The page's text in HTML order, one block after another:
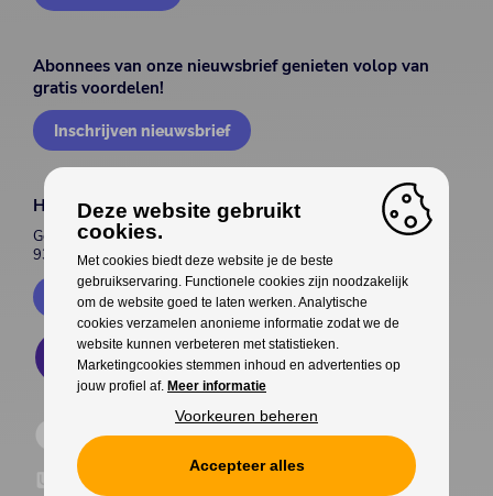
Abonnees van onze nieuwsbrief genieten volop van
gratis voordelen!
Inschrijven nieuwsbrief
House of Entertainment
Gentsesteenweg 514
9300 Aalst
Contacteer ons
Deze website gebruikt
cookies.
Met cookies biedt deze website je de beste
gebruikservaring. Functionele cookies zijn noodzakelijk
om de website goed te laten werken. Analytische
cookies verzamelen anonieme informatie zodat we de
website kunnen verbeteren met statistieken.
Marketingcookies stemmen inhoud en advertenties op
jouw profiel af. Meer informatie
Voorkeuren beheren
Accepteer alles